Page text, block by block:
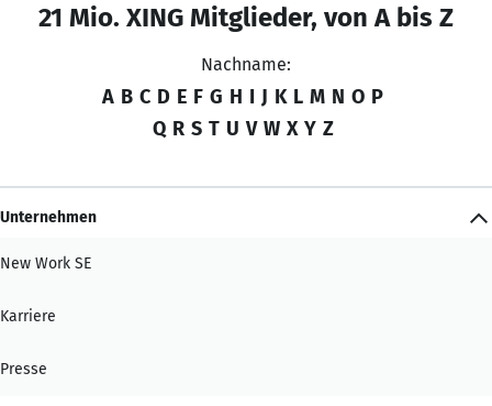
21 Mio. XING Mitglieder, von A bis Z
Nachname:
A B C D E F G H I J K L M N O P
Q R S T U V W X Y Z
Unternehmen
New Work SE
Karriere
Presse